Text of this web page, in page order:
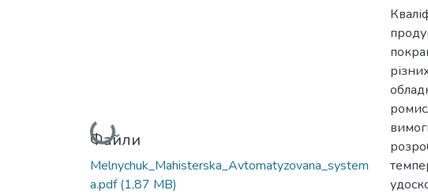
Вантажиться...
Файли
Melnychuk_Mahisterska_Avtomatyzovana_system
a.pdf(1,87 MB)